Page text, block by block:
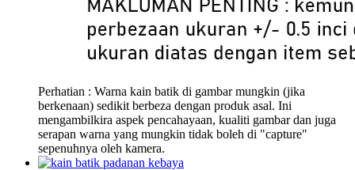
Perhatian : Warna kain batik di gambar mungkin (jika
berkenaan) sedikit berbeza dengan produk asal. Ini
mengambilkira aspek pencahayaan, kualiti gambar dan juga
serapan warna yang mungkin tidak boleh di "capture"
sepenuhnya oleh kamera.